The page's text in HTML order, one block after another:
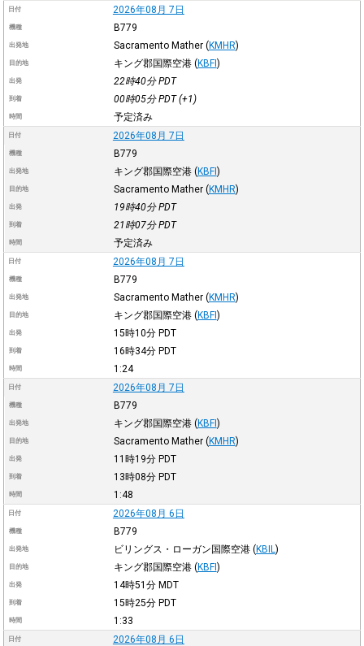
日付 2026年08月 7日
機種 B779
出発地 Sacramento Mather (KMHR)
目的地 キング郡国際空港 (KBFI)
出発 22時40分PDT
到着 00時05分PDT(+1)
時間 予定済み
日付 2026年08月 7日
機種 B779
出発地 キング郡国際空港 (KBFI)
目的地 Sacramento Mather (KMHR)
出発 19時40分PDT
到着 21時07分PDT
時間 予定済み
日付 2026年08月 7日
機種 B779
出発地 Sacramento Mather (KMHR)
目的地 キング郡国際空港 (KBFI)
出発 15時10分 PDT
到着 16時34分 PDT
時間 1:24
日付 2026年08月 7日
機種 B779
出発地 キング郡国際空港 (KBFI)
目的地 Sacramento Mather (KMHR)
出発 11時19分 PDT
到着 13時08分 PDT
時間 1:48
日付 2026年08月 6日
機種 B779
出発地 ビリングス・ローガン国際空港 (KBIL )
目的地 キング郡国際空港 (KBFI)
出発 14時51分 MDT
到着 15時25分 PDT
時間 1:33
日付 2026年08月 6日